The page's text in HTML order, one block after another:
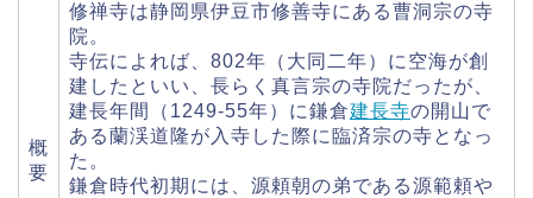
概
要
修禅寺は静岡県伊豆市修善寺にある曹洞宗の寺
院。
寺伝によれば、802年（大同二年）に空海が創
建したといい、長らく真言宗の寺院だったが、
建長年間（1249-55年）に鎌倉建長寺の開山で
ある蘭渓道隆が入寺した際に臨済宗の寺となっ
た。
鎌倉時代初期には、源頼朝の弟である源範頼や